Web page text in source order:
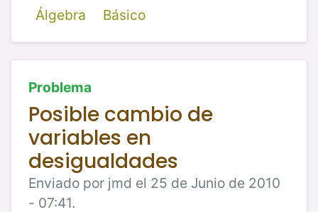
Álgebra Básico
Problema
Posible cambio de
variables en
desigualdades
Enviado por jmd el 25 de Junio de 2010
- 07:41.